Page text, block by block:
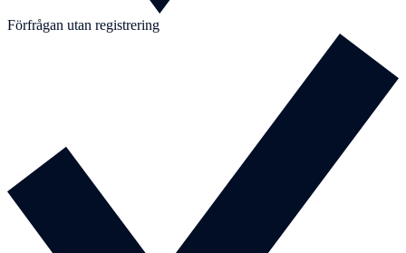
Förfrågan utan registrering